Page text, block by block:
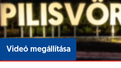
Videó megállítása
Aloldalak []